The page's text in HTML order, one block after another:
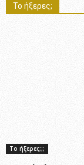
Το ήξερες;
Το ήξερες;;;